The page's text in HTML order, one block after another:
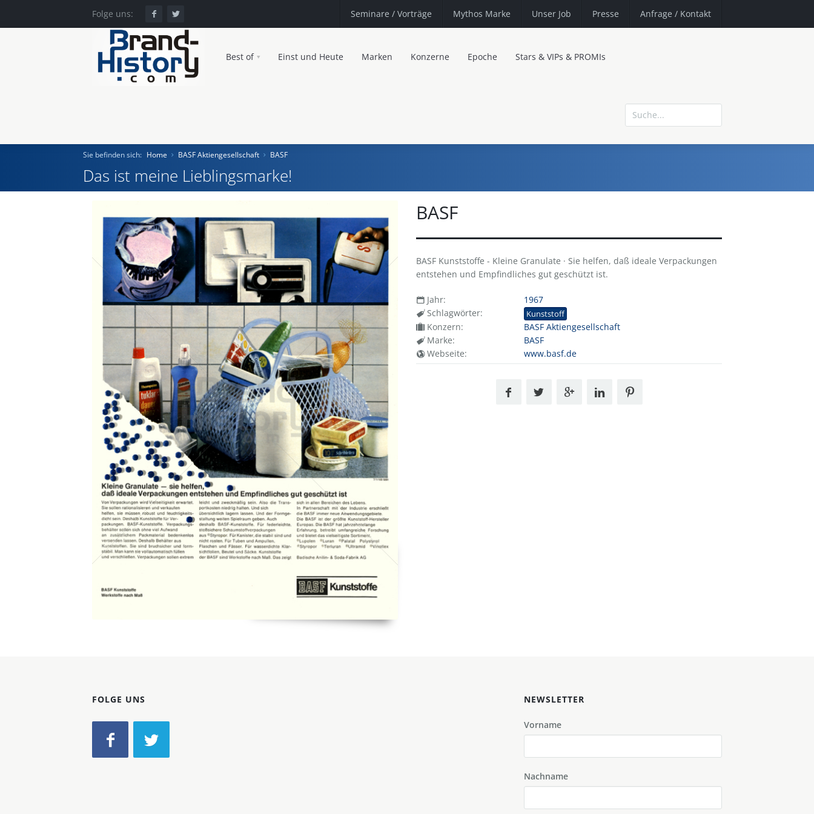
Folge uns: Seminare / Vorträge Mythos Marke Unser Job Presse Anfrage / Kontakt
Best of Einst und Heute Marken Konzerne Epoche Stars & VIPs & PROMIs
Einst und Heute
Marken
Konzerne
Epoche
Sie befinden sich: Home BASF Aktiengesellschaft BASF
Das ist meine Lieblingsmarke!
BASF
BASF Kunststoffe - Kleine Granulate · Sie helfen, daß ideale Verpackungen
entstehen und Empfindliches gut geschützt ist.
Jahr:
1967
Schlagwörter:
Kunststoff
Konzern:
BASF Aktiengesellschaft
Marke:
BASF
Webseite:
www.basf.de
FOLGE UNS NEWSLETTER
Vorname
Nachname